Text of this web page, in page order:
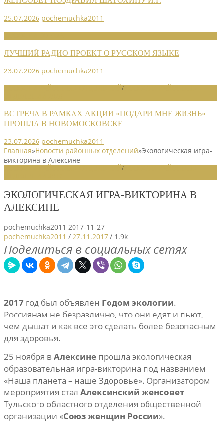
25.07.2026 pochemuchka2011
ЛУЧШИЙ РАДИО ПРОЕКТ О РУССКОМ ЯЗЫКЕ
23.07.2026 pochemuchka2011
/
ВСТРЕЧА В РАМКАХ АКЦИИ «ПОДАРИ МНЕ ЖИЗНЬ»
ПРОШЛА В НОВОМОСКОВСКЕ
23.07.2026 pochemuchka2011
Главная»Новости районных отделений»Экологическая игра-
викторина в Алексине
/
ЭКОЛОГИЧЕСКАЯ ИГРА-ВИКТОРИНА В
АЛЕКСИНЕ
pochemuchka2011 2017-11-27
pochemuchka2011 / 27.11.2017 / 1.9k
Поделиться в социальных сетях
2017 год был объявлен Годом экологии.
Россиянам не безразлично, что они едят и пьют,
чем дышат и как все это сделать более безопасным
для здоровья.
25 ноября в Алексине прошла экологическая
образовательная игра-викторина под названием
«Наша планета – наше Здоровье». Организатором
мероприятия стал Алексинский женсовет
Тульского областного отделения общественной
организации «Союз женщин России».